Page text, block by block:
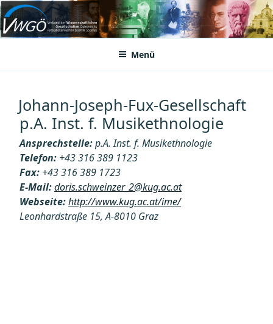
Zum
Inhalt
springenVWGÖ
Federation of Austrian Scientific Societies
Menü
Johann-Joseph-Fux-Gesellschaft
p.A. Inst. f. Musikethnologie
Ansprechstelle:p.A. Inst. f. Musikethnologie
Telefon: +43 316 389 1123
Fax: +43 316 389 1723
E-Mail:doris.schweinzer_2@kug.ac.at
Webseite:http://www.kug.ac.at/ime/
Leonhardstraße 15, A-8010 Graz